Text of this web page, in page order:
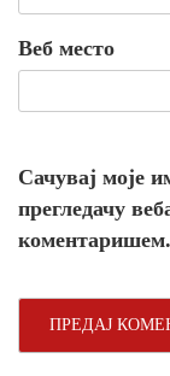
Веб место
Сачувај моје
прегледачу
коментаришем.